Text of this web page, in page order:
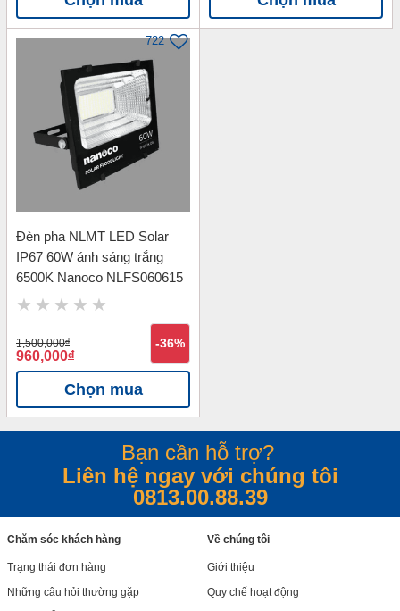
722
Đèn pha NLMT LED Solar
IP67 60W ánh sáng trắng
6500K Nanoco NLFS060615
1,500,000đ
960,000đ
-36%
Chọn mua
Bạn cần hỗ trợ?
Liên hệ ngay với chúng tôi
0813.00.88.39
Chăm sóc khách hàng
Trạng thái đơn hàng
Những câu hỏi thường gặp
Về chúng tôi
Giới thiệu
Quy chế hoạt động